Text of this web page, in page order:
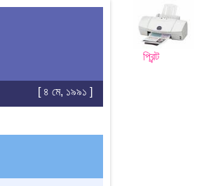
প্রিন্ট
[ ৪ মে, ১৯৯১ ]